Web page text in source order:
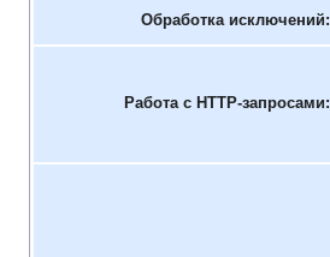
Обработка исключений:
Работа с HTTP-запросами: